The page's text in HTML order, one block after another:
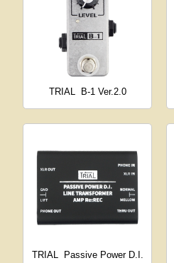
TRIAL B-1 Ver.2.0
TRIAL
Passive Power D.I.